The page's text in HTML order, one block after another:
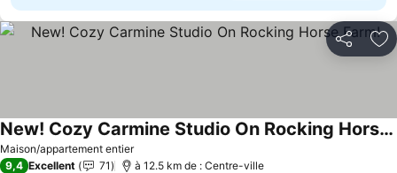
Partager
Maison/appartement entier
New! Cozy Carmine Studio On Rocking Horse Farm!
Consulter les prix
9,4 Excellent 71 à 12.5 km de : Centre-ville